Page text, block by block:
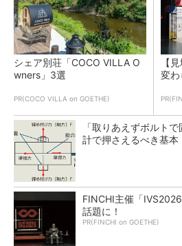
シェア別荘「COCO VILLA O
wners」3選
PR(COCO VILLA on GOETHE)
【
変
「取りあえずボルト
計で押さえるべき基本
FINCHI主催「
話題に！
PR(FINCHI on GOETHE)